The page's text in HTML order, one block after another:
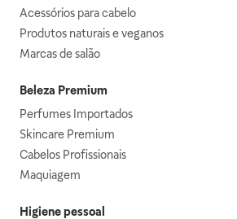
Acessórios para cabelo
Produtos naturais e veganos
Marcas de salão
Beleza Premium
Perfumes Importados
Skincare Premium
Cabelos Profissionais
Maquiagem
Higiene pessoal